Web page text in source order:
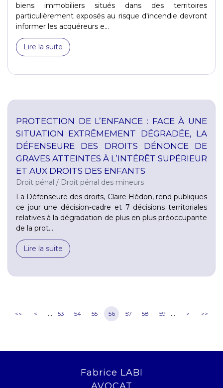
biens immobiliers situés dans des territoires
particulièrement exposés au risque d'incendie devront
informer les acquéreurs e...
Lire la suite
PROTECTION DE L’ENFANCE : FACE À UNE
SITUATION EXTRÊMEMENT DÉGRADÉE, LA
DÉFENSEURE DES DROITS DÉNONCE DE
GRAVES ATTEINTES À L’INTÉRÊT SUPÉRIEUR
ET AUX DROITS DES ENFANTS
Droit pénal / Droit pénal des mineurs
La Défenseure des droits, Claire Hédon, rend publiques
ce jour une décision-cadre et 7 décisions territoriales
relatives à la dégradation de plus en plus préoccupante
de la prot...
Lire la suite
<< < ... 53 54 55 56 57 58 59 ... > >>
Fabrice LABI
AVOCAT